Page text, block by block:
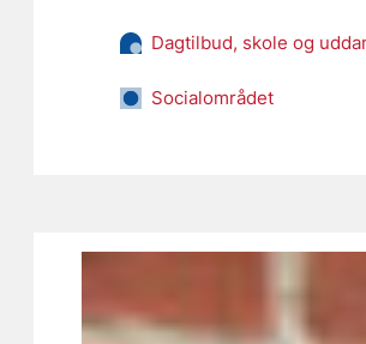
Dagtilbud, skole og
Socialområdet